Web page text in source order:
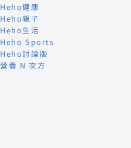
Heho健康
Heho親子
Heho生活
Heho Sports
Heho討論版
營養 N 次方